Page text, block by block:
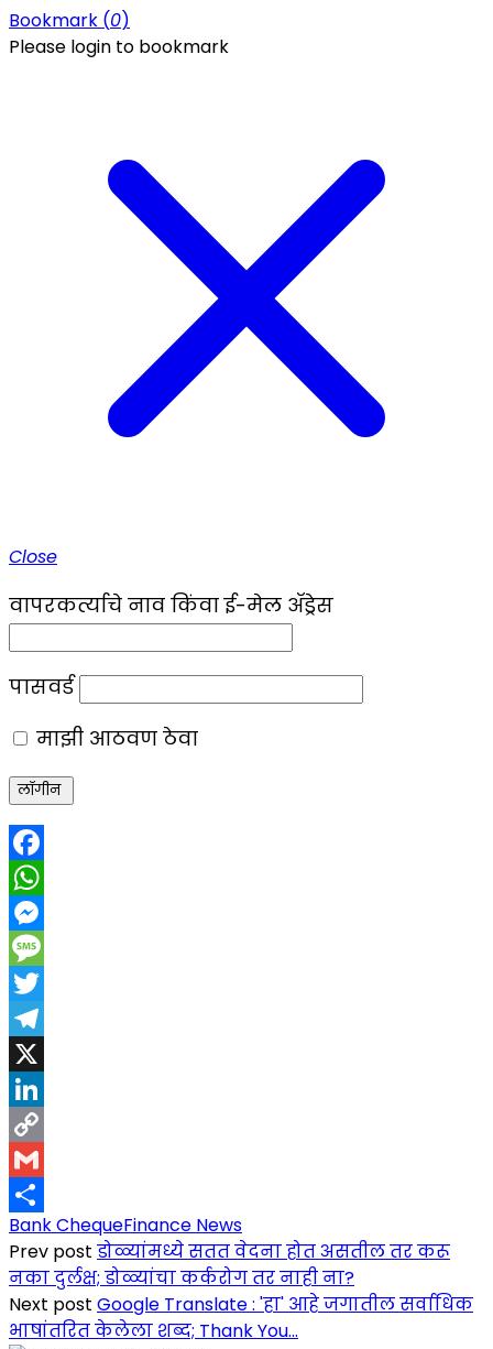
Bookmark (0)
Please login to bookmark
Close
वापरकर्त्याचे नाव किंवा ई-मेल ॲड्रेस
पासवर्ड
माझी आठवण ठेवा
Facebook
WhatsApp
Messenger
Message
Twitter
Telegram
X
LinkedIn
Copy
Link
Gmail
Share
Bank ChequeFinance News
Prev post डोळ्यांमध्ये सतत वेदना होत असतील तर करू
नका दुर्लक्ष; डोळ्यांचा कर्करोग तर नाही ना?
Next post Google Translate : 'हा' आहे जगातील सर्वाधिक
भाषांतरित केलेला शब्द; Thank You...